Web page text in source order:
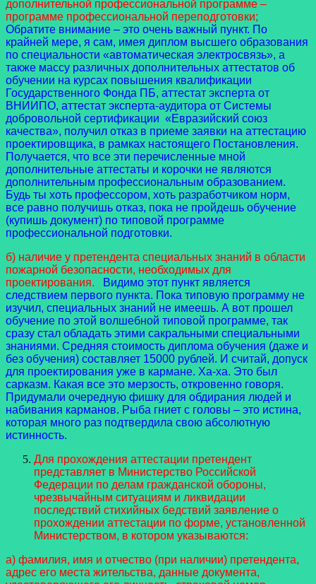
дополнительной профессиональной программе –
программе профессиональной переподготовки;
Обратите внимание – это очень важный пункт. По
крайней мере, я сам, имея диплом высшего образования
по специальности «автоматическая электросвязь», а
также массу различных дополнительных аттестатов об
обучении на курсах повышения квалификации
Государственного Фонда ПБ, аттестат эксперта от
ВНИИПО, аттестат эксперта-аудитора от Системы
добровольной сертификации «Евразийский союз
качества», получил отказ в приеме заявки на аттестацию
проектировщика, в рамках настоящего Постановления.
Получается, что все эти перечисленные мной
дополнительные аттестаты и корочки не являются
дополнительным профессиональным образованием.
Будь ты хоть профессором, хоть разработчиком норм,
все равно получишь отказ, пока не пройдешь обучение
(купишь документ) по типовой программе
профессиональной подготовки.
б) наличие у претендента специальных знаний в области
пожарной безопасности, необходимых для
проектирования.
Видимо этот пункт является
следствием первого пункта. Пока типовую программу не
изучил, специальных знаний не имеешь. А вот прошел
обучение по этой волшебной типовой программе, так
сразу стал обладать этими сакральными специальными
знаниями. Средняя стоимость диплома обучения (даже и
без обучения) составляет 15000 рублей. И считай, допуск
для проектирования уже в кармане. Ха-ха. Это был
сарказм. Какая все это мерзость, откровенно говоря.
Придумали очередную фишку для обдирания людей и
набивания карманов. Рыба гниет с головы – это истина,
которая много раз подтвердила свою абсолютную
истинность.
Для прохождения аттестации претендент
представляет в Министерство Российской
Федерации по делам гражданской обороны,
чрезвычайным ситуациям и ликвидации
последствий стихийных бедствий заявление о
прохождении аттестации по форме, установленной
Министерством, в котором указываются:
а) фамилия, имя и отчество (при наличии) претендента,
адрес его места жительства, данные документа,